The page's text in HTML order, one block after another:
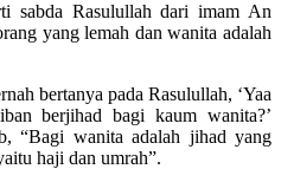
sabda Rasulullah dari imam An
yang lemah dan wanita adalah
bertanya pada Rasulullah, ‘Yaa
berjihad bagi kaum wanita?’
“Bagi wanita adalah jihad yang
haji dan umrah”.